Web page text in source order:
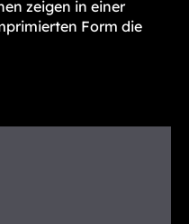
zeigen in einer
Form die